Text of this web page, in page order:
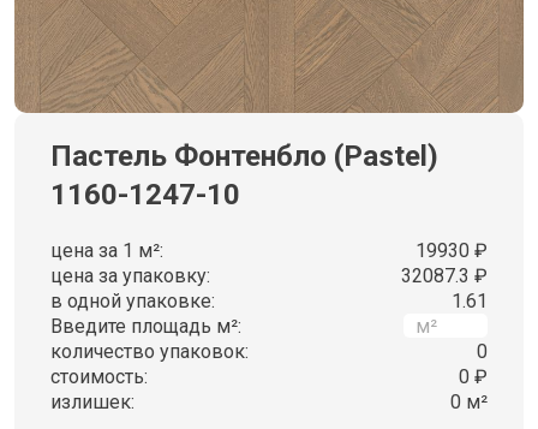
Пастель Фонтенбло (Pastel)
1160-1247-10
цена за 1 м²:
19930 ₽
цена за упаковку:
32087.3 ₽
в одной упаковке:
1.61
Введите площадь м²:
количество упаковок:
0
стоимость:
0 ₽
излишек:
0 м²